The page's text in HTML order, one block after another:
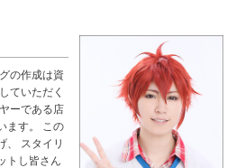
の作成は資
ていただく
ーである店
す。
この
スタイリ
トし皆さん